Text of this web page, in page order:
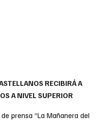
RECIBIRÁ A
A NIVEL SUPERIOR
prensa “La Mañanera del